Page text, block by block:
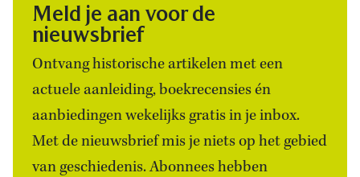
Meld je aan voor de
nieuwsbrief
Ontvang historische artikelen met een
actuele aanleiding, boekrecensies én
aanbiedingen wekelijks gratis in je inbox.
Met de nieuwsbrief mis je niets op het gebied
van geschiedenis. Abonnees hebben